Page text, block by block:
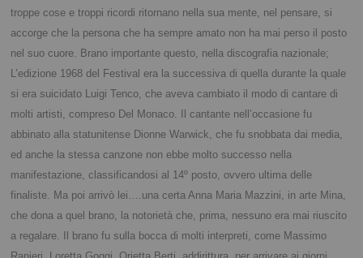
troppe cose e troppi ricordi ritornano nella sua mente, nel pensare, si
accorge che la persona che ha sempre amato non ha mai perso il posto
nel suo cuore. Brano importante questo, nella discografia nazionale;
L’edizione 1968 del Festival era la successiva di quella durante la quale
si era suicidato Luigi Tenco, che aveva cambiato il modo di cantare di
molti artisti, compreso Del Monaco. Il cantante nell’occasione fu
abbinato alla statunitense Dionne Warwick, che fu snobbata dai media,
ed anche la stessa canzone non ebbe molto successo nella
manifestazione, classificandosi al 14º posto, ovvero ultima delle
finaliste. Ma poi arrivò lei….una certa Anna Maria Mazzini, in arte Mina,
che dona a quel brano, la notorietà che, prima, nessuno era mai riuscito
a regalare.
Il brano fu sulla bocca di molti interpreti, come Massimo